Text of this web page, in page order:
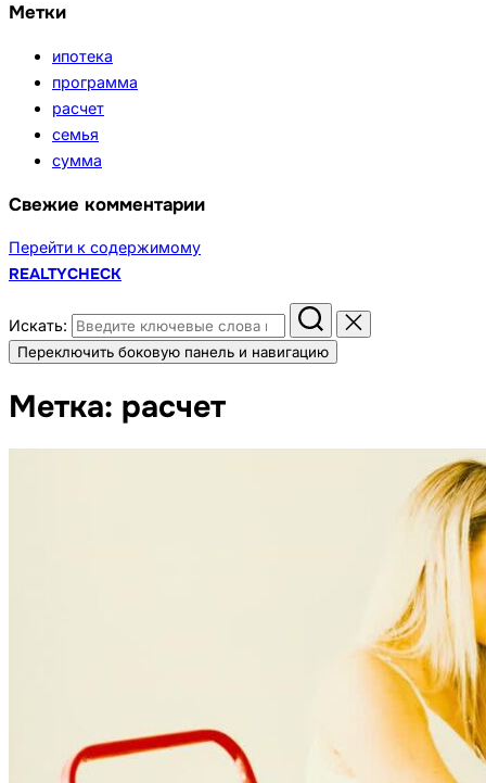
Метки
ипотека
программа
расчет
семья
сумма
Свежие комментарии
Перейти к содержимому
REALTYCHECK
Искать:
Переключить боковую панель и навигацию
Метка: расчет